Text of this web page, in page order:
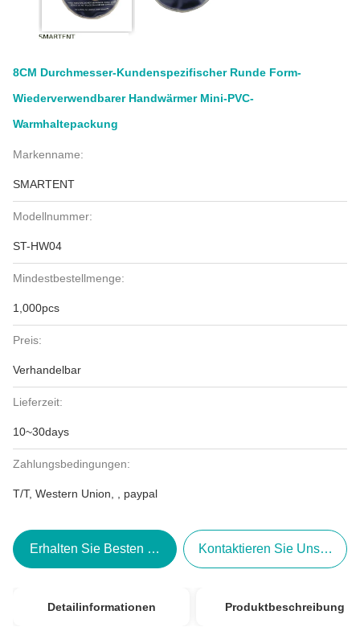
8CM Durchmesser-Kundenspezifischer Runde Form-
Wiederverwendbarer Handwärmer Mini-PVC-
Warmhaltepackung
Markenname:
SMARTENT
Modellnummer:
ST-HW04
Mindestbestellmenge:
1,000pcs
Preis:
Verhandelbar
Lieferzeit:
10~30days
Zahlungsbedingungen:
T/T, Western Union, , paypal
Erhalten Sie Besten Preis Kontaktieren Sie Uns Jetzt
Detailinformationen Produktbeschreibung